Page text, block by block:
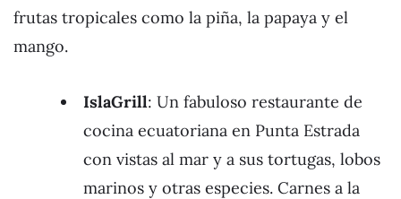
frutas tropicales como la piña, la papaya y el
mango.
IslaGrill: Un fabuloso restaurante de
cocina ecuatoriana en Punta Estrada
con vistas al mar y a sus tortugas, lobos
marinos y otras especies. Carnes a la